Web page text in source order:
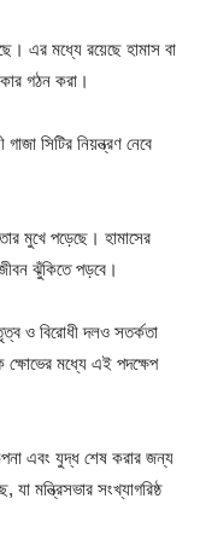
এর মধ্যে রয়েছে হামাস বা
গঠন করা।
গাজা সিটির নিয়ন্ত্রণ নেবে
মুখে পড়েছে। হামাসের
ঝুঁকিতে পড়বে।
ও বিরোধী দলও সতর্কতা
ক্ষোভের মধ্যে এই পদক্ষেপ
এবং যুদ্ধ শেষ করার জন্য
যা মন্ত্রিসভার সংখ্যাগরিষ্ঠ